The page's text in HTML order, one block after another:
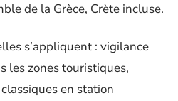
de la Grèce, Crète incluse.
s’appliquent : vigilance
les zones touristiques,
en station